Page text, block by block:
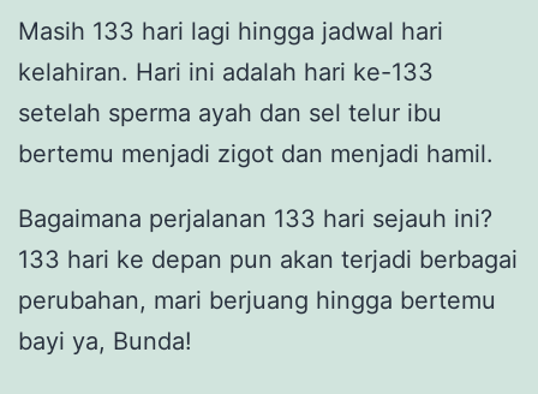
Masih 133 hari lagi hingga jadwal hari
kelahiran. Hari ini adalah hari ke-133
setelah sperma ayah dan sel telur ibu
bertemu menjadi zigot dan menjadi hamil.
Bagaimana perjalanan 133 hari sejauh ini?
133 hari ke depan pun akan terjadi berbagai
perubahan, mari berjuang hingga bertemu
bayi ya, Bunda!